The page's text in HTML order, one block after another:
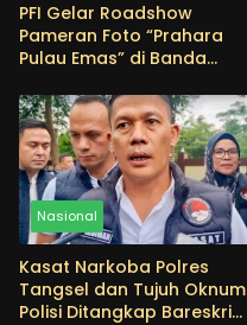
PFI Gelar Roadshow
Pameran Foto “Prahara
Pulau Emas” di Banda
Mitigasi Bencana
Nasional
Kasat Narkoba Polres
Tangsel dan Tujuh Oknum
Polisi Ditangkap Bareskrim